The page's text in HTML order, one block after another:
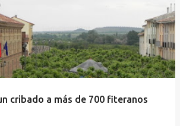
cribado a más de 700 fiteranos